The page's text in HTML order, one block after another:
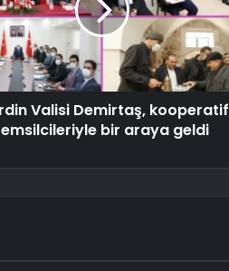
Valisi Demirtaş, kooperatif
bir araya geldi